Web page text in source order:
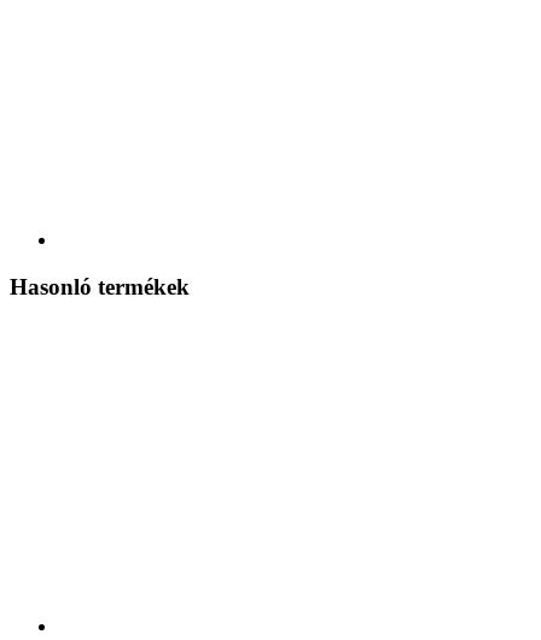
Hasonló termékek